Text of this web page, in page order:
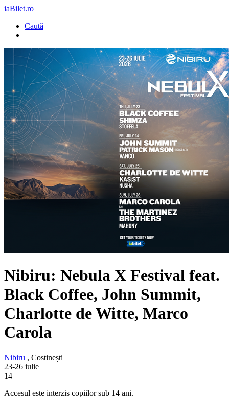
iaBilet.ro
Caută
Nibiru: Nebula X Festival feat.
Black Coffee, John Summit,
Charlotte de Witte, Marco
Carola
Nibiru , Costinești
23-26 iulie
14
Accesul este interzis copiilor sub 14 ani.